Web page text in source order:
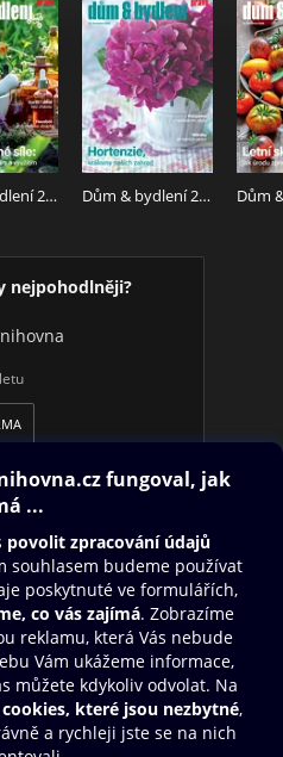
Dům & bydlení 29.7.2026 Dům & bydlení 22.7.2026
nejpohodlněji?